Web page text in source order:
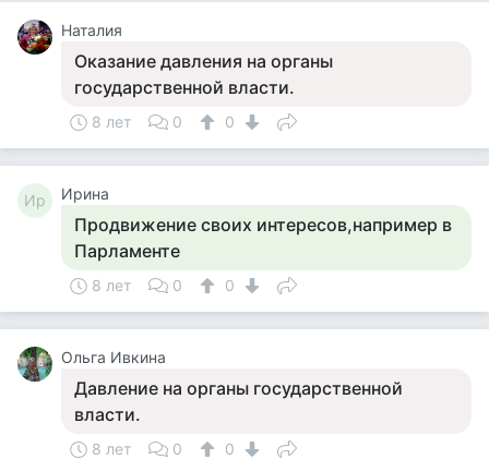
Наталия
Оказание давления на органы
государственной власти.
8 лет 0 0
Ир Ирина
Продвижение своих интересов,например в
Парламенте
8 лет 0 0
Ольга Ивкина
Давление на органы государственной
власти.
8 лет 0 0